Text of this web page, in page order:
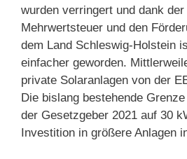
wurden verringert und dank
Mehrwertsteuer und den
dem Land Schleswig-Holstein
einfacher geworden.
private Solaranlagen von der
Die bislang bestehende
der Gesetzgeber 2021 auf 30
Investition in größere Anlagen